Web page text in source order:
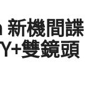
機間諜
雙鏡頭